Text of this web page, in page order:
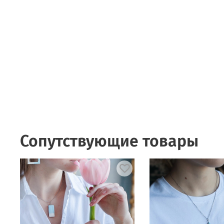
Сопутствующие товары